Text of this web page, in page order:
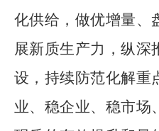
化供给，做优增量、
展新质生产力，纵深
设，持续防范化解重
业、稳企业、稳市场